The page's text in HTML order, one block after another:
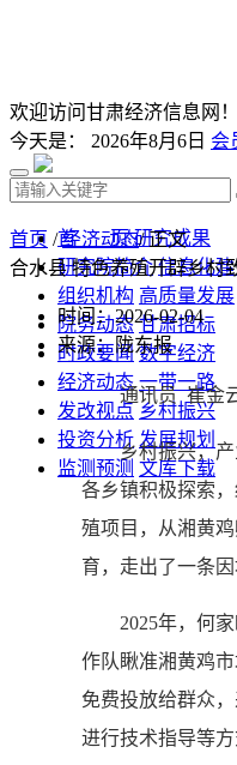
欢迎访问甘肃经济信息网！
今天是： 2026年8月6日 会
首 页 研究成果
研究院简介 信息化
组织机构 高质量发展
院务动态 甘肃招标
时政要闻 数字经济
经济动态 一带一路
发改视点 乡村振兴
投资分析 发展规划
监测预测 文库下载
首页 /经济动态/ 正文
合水县 特色养殖开辟乡村
时间：2026-02-04
来源：陇东报
通讯员 崔金
乡村振兴，产
各乡镇积极探索
殖项目，从湘黄
育，走出了一条
2025年，何家
作队瞅准湘黄鸡市
免费投放给群众
进行技术指导等